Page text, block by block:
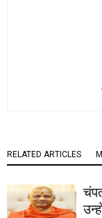
RELATED ARTICLES